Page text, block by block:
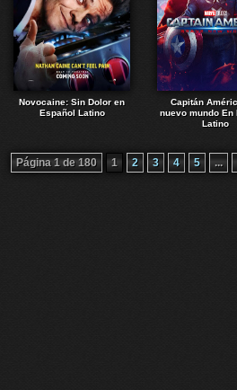
Novocaine: Sin Dolor en
Español Latino
Capitán
nuevo mundo En
Latino
Página 1 de 180 1 2 3 4 5 ...